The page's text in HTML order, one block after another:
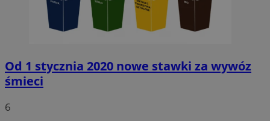
Od 1 stycznia 2020 nowe stawki za wywóz
śmieci
6